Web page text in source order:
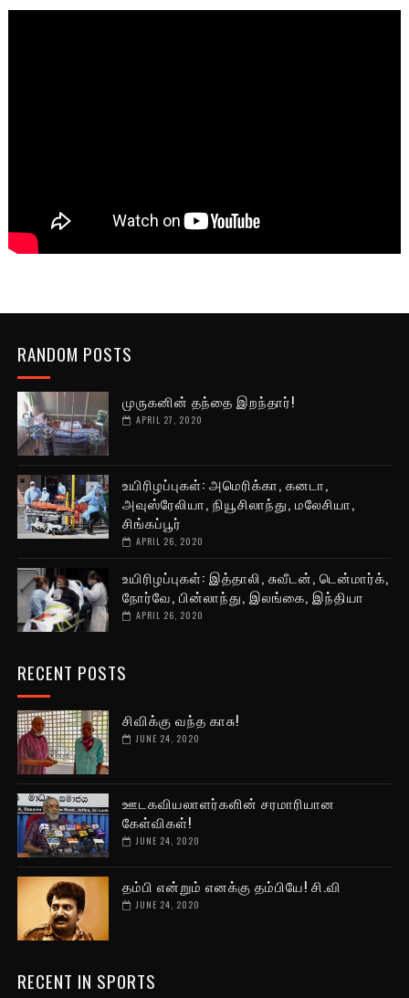
RANDOM POSTS
முருகனின் தந்தை இறந்தார்!
APRIL 27, 2020
உயிரிழப்புகள்: அமெரிக்கா, கனடா,
அவுஸ்ரேலியா, நியூசிலாந்து, மலேசியா,
சிங்கப்பூர்
APRIL 26, 2020
உயிரிழப்புகள்: இத்தாலி, சுவீடன், டென்மார்க்,
நோர்வே, பின்லாந்து, இலங்கை, இந்தியா
APRIL 26, 2020
RECENT POSTS
சிவிக்கு வந்த காசு!
JUNE 24, 2020
ஊடகவியலாளர்களின் சரமாரியான
கேள்விகள்!
JUNE 24, 2020
தம்பி என்றும் எனக்கு தம்பியே! சி.வி
JUNE 24, 2020
RECENT IN SPORTS